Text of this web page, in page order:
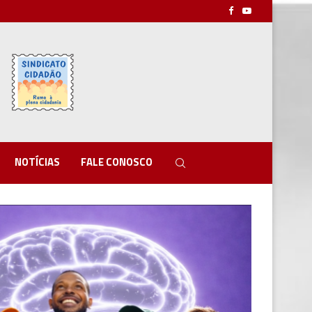
NOTÍCIAS FALE CONOSCO